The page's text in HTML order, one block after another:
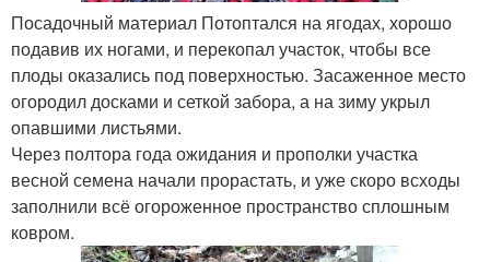
Посадочный материал Потоптался на ягодах, хорошо
подавив их ногами, и перекопал участок, чтобы все
плоды оказались под поверхностью. Засаженное место
огородил досками и сеткой забора, а на зиму укрыл
опавшими листьями.
Через полтора года ожидания и прополки участка
весной семена начали прорастать, и уже скоро всходы
заполнили всё огороженное пространство сплошным
ковром.